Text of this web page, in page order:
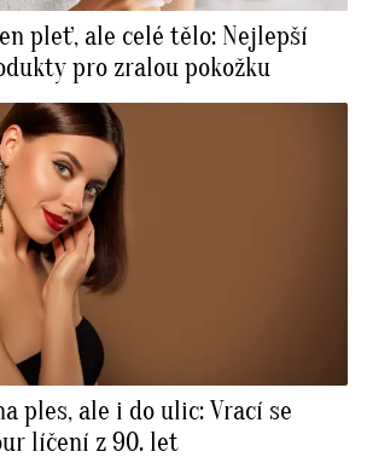
pleť, ale celé tělo: Nejlepší
pro zralou pokožku
ples, ale i do ulic: Vrací se
líčení z 90. let